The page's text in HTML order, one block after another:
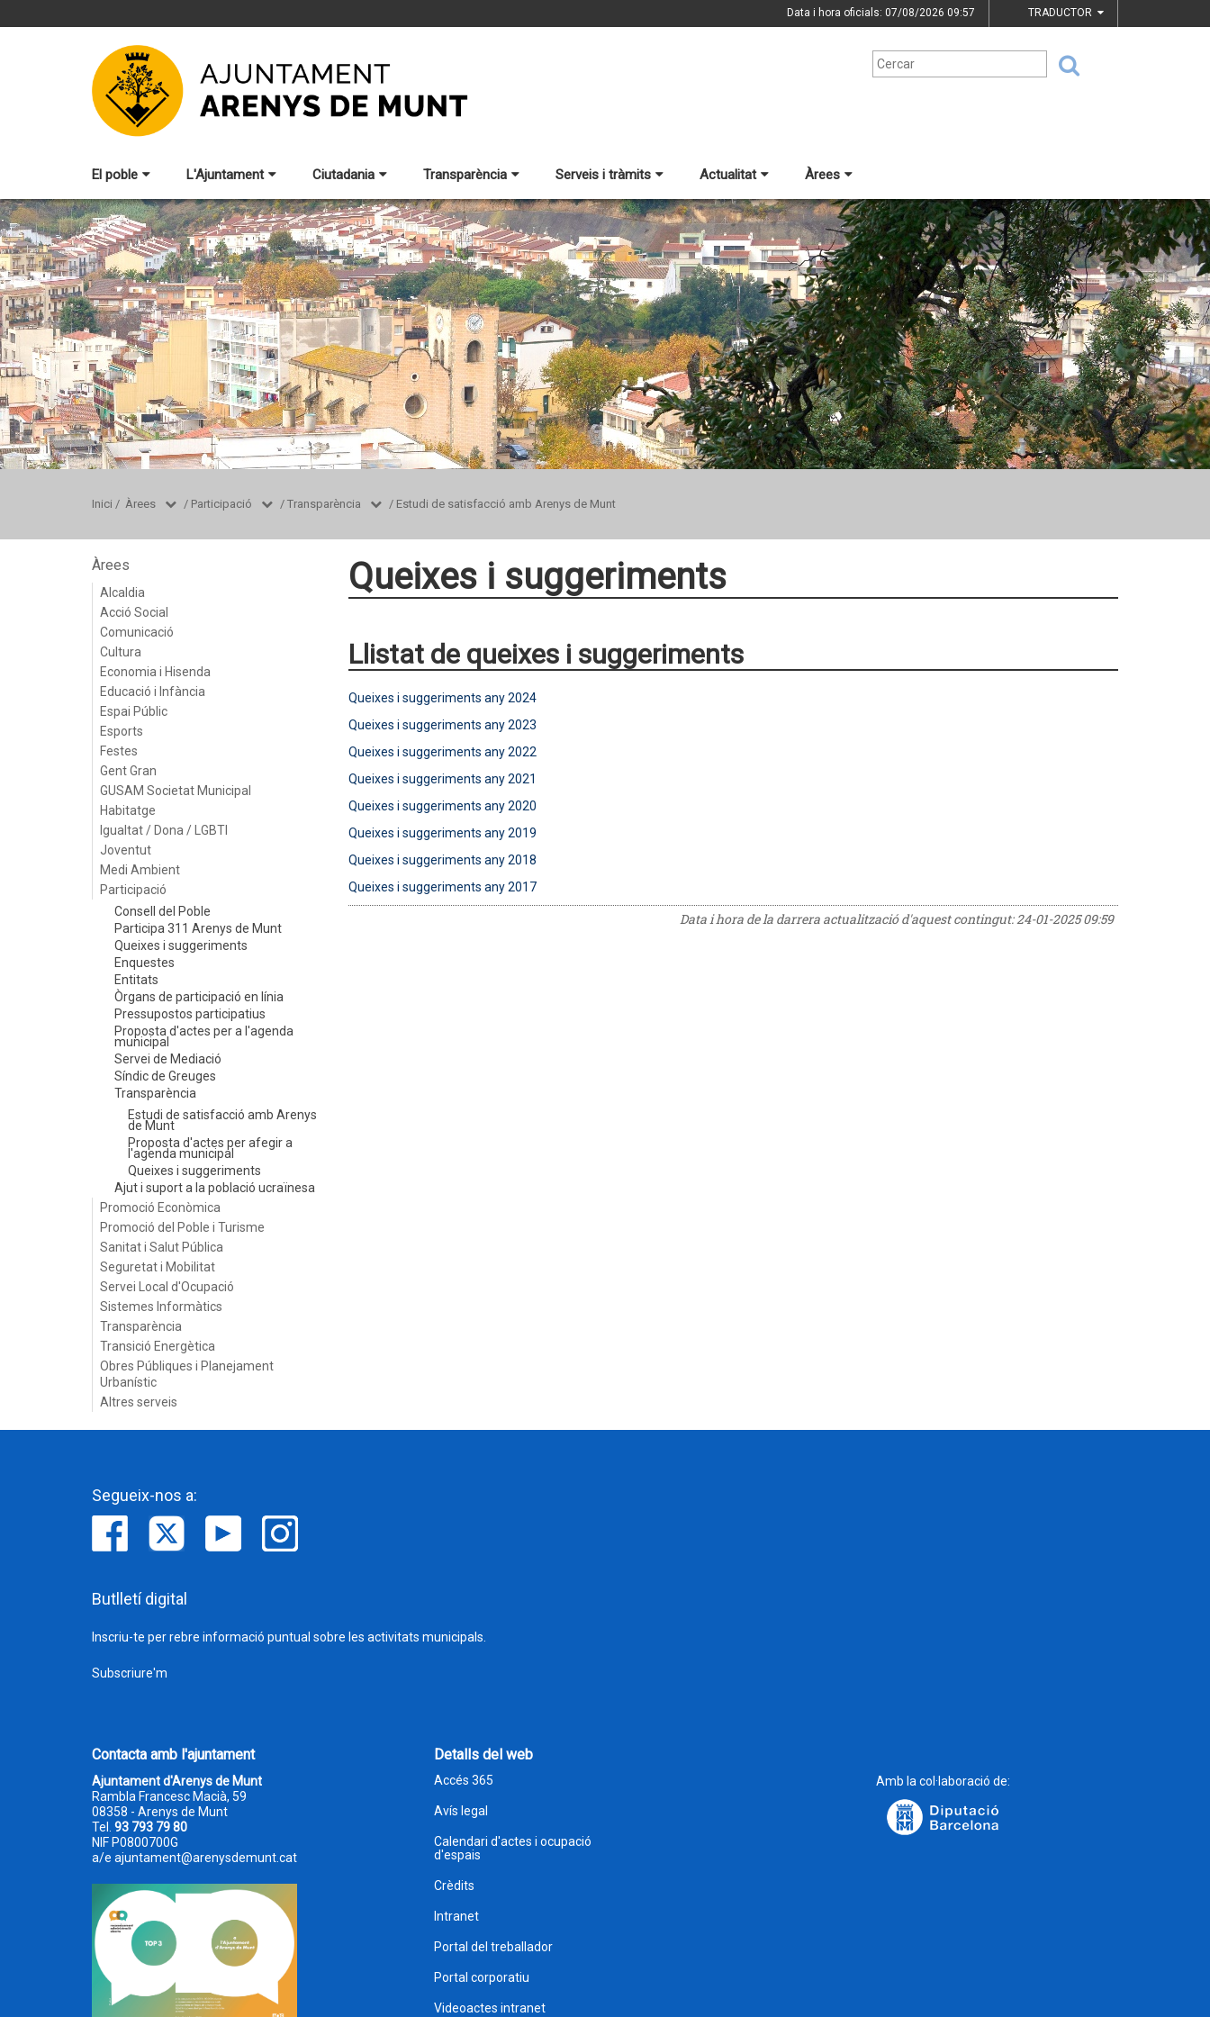
Data i hora oficials: 07/08/2026 09:57 TRADUCTOR
El poble L'Ajuntament Ciutadania Transparència Serveis i tràmits Actualitat Àrees
Inici / Àrees / Participació / Transparència / Estudi de satisfacció amb Arenys de Munt
Àrees
Alcaldia
Acció Social
Comunicació
Cultura
Economia i Hisenda
Educació i Infància
Espai Públic
Esports
Festes
Gent Gran
GUSAM Societat Municipal
Habitatge
Igualtat / Dona / LGBTI
Joventut
Medi Ambient
Participació
Consell del Poble
Participa 311 Arenys de Munt
Queixes i suggeriments
Enquestes
Entitats
Òrgans de participació en línia
Pressupostos participatius
Proposta d'actes per a l'agenda
municipal
Servei de Mediació
Síndic de Greuges
Transparència
Estudi de satisfacció amb Arenys
de Munt
Proposta d'actes per afegir a
l'agenda municipal
Queixes i suggeriments
Ajut i suport a la població ucraïnesa
Promoció Econòmica
Promoció del Poble i Turisme
Sanitat i Salut Pública
Seguretat i Mobilitat
Servei Local d'Ocupació
Sistemes Informàtics
Transparència
Transició Energètica
Obres Públiques i Planejament
Urbanístic
Altres serveis
Queixes i suggeriments
Llistat de queixes i suggeriments
Queixes i suggeriments any 2024
Queixes i suggeriments any 2023
Queixes i suggeriments any 2022
Queixes i suggeriments any 2021
Queixes i suggeriments any 2020
Queixes i suggeriments any 2019
Queixes i suggeriments any 2018
Queixes i suggeriments any 2017
Data i hora de la darrera actualització d'aquest contingut:24-01-2025 09:59
Segueix-nos a:
Butlletí digital
Inscriu-te per rebre informació puntual sobre les activitats municipals.
Subscriure'm
Contacta amb l'ajuntament
Ajuntament d'Arenys de Munt
Rambla Francesc Macià, 59
08358 - Arenys de Munt
Tel. 93 793 79 80
NIF P0800700G
a/e ajuntament@arenysdemunt.cat
Detalls del web
Accés 365
Avís legal
Calendari d'actes i ocupació
d'espais
Crèdits
Intranet
Portal del treballador
Portal corporatiu
Videoactes intranet
Amb la col·laboració de: